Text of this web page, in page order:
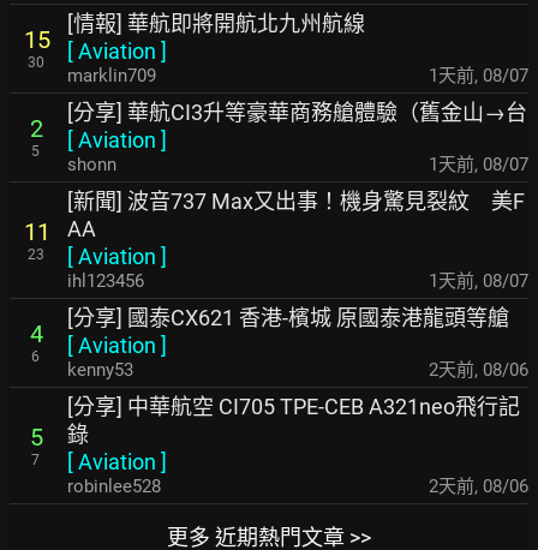
15
30
[情報] 華航即將開航北九州航線
[Aviation ]
marklin709 1天前, 08/07
2
5
[分享] 華航CI3升等豪華商務艙體驗（舊金山→台
[Aviation ]
shonn 1天前, 08/07
11
23
[新聞] 波音737 Max又出事！機身驚見裂紋 美F
AA
[Aviation ]
ihl123456 1天前, 08/07
4
6
[分享] 國泰CX621 香港-檳城 原國泰港龍頭等艙
[Aviation ]
kenny53 2天前, 08/06
5
7
[分享] 中華航空 CI705 TPE-CEB A321neo飛行記
錄
[Aviation ]
robinlee528 2天前, 08/06
更多 近期熱門文章 >>